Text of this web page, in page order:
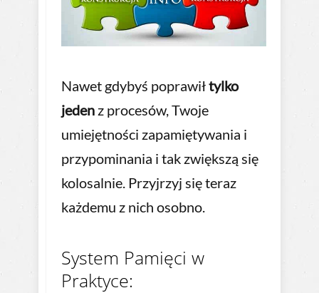
Nawet gdybyś poprawiłtylko
jeden z procesów, Twoje
umiejętności zapamiętywania i
przypominania i tak zwiększą się
kolosalnie. Przyjrzyj się teraz
każdemu z nich osobno.
System Pamięci w
Praktyce: